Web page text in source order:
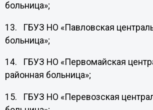
больница»;
13. ГБУЗ НО «Павловская
больница»;
14. ГБУЗ НО «Первомайская
районная больница»;
15. ГБУЗ НО «Перевозская